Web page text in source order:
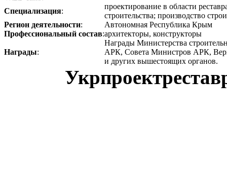
Специализация:
проектирование в области
строительства; производство
Регион деятельности:
Автономная Республика Крым
Профессиональный состав:архитекторы, конструкторы
Награды:
Награды Министерства
АРК, Совета Министров АРК,
и других вышестоящих органов.